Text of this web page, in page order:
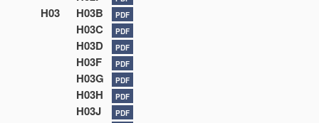
H03 H03B PDF
H03C PDF
H03D PDF
H03F PDF
H03G PDF
H03H PDF
H03J PDF